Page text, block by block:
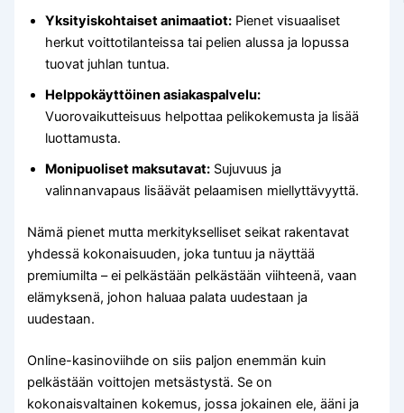
Yksityiskohtaiset animaatiot: Pienet visuaaliset
herkut voittotilanteissa tai pelien alussa ja lopussa
tuovat juhlan tuntua.
Helppokäyttöinen asiakaspalvelu:
Vuorovaikutteisuus helpottaa pelikokemusta ja lisää
luottamusta.
Monipuoliset maksutavat: Sujuvuus ja
valinnanvapaus lisäävät pelaamisen miellyttävyyttä.
Nämä pienet mutta merkitykselliset seikat rakentavat
yhdessä kokonaisuuden, joka tuntuu ja näyttää
premiumilta – ei pelkästään pelkästään viihteenä, vaan
elämyksenä, johon haluaa palata uudestaan ja
uudestaan.
Online-kasinoviihde on siis paljon enemmän kuin
pelkästään voittojen metsästystä. Se on
kokonaisvaltainen kokemus, jossa jokainen ele, ääni ja